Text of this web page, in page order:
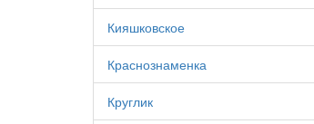
Кияшковское
Краснознаменка
Круглик